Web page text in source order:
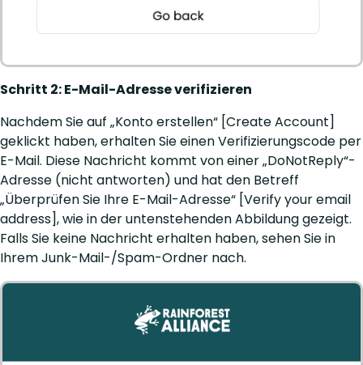
Schritt 2: E-Mail-Adresse verifizieren
Nachdem Sie auf „Konto erstellen“ [Create Account]
geklickt haben, erhalten Sie einen Verifizierungscode per
E-Mail. Diese Nachricht kommt von einer „DoNotReply“-
Adresse (nicht antworten) und hat den Betreff
„Überprüfen Sie Ihre E-Mail-Adresse“ [Verify your email
address], wie in der untenstehenden Abbildung gezeigt.
Falls Sie keine Nachricht erhalten haben, sehen Sie in
Ihrem Junk-Mail-/Spam-Ordner nach.